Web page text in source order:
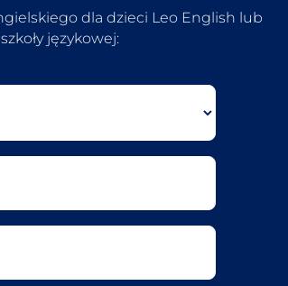
dla dzieci Leo English lub
językowej: